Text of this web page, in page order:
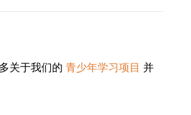
关于我们的 青少年学习项目 并